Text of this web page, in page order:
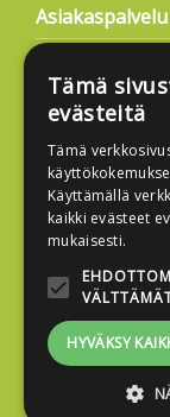
Asiakaspalvelu
Lisätietoa
Toimitusehdot
Käyttöohjeet
Tietosuojaseloste
Tämä
evästeitä
Tämä
Käyttämällä
kaikki evästeet
mukaisesti.
HYVÄKSY